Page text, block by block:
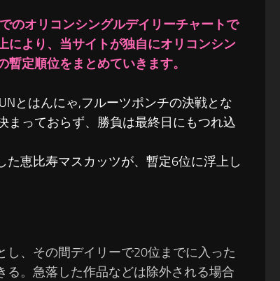
のオリコンシングルデイリーチャートで
により、当サイトが独自にオリコンシン
暫定順位をまとめていきます。
とはんにゃ,フルーツポンチの決戦とな
まっておらず、勝負は最終日にもつれ込
た恵比寿マスカッツが、暫定6位に浮上し
し、その間デイリーで20位までに入った
。急落した作品などは除外される場合